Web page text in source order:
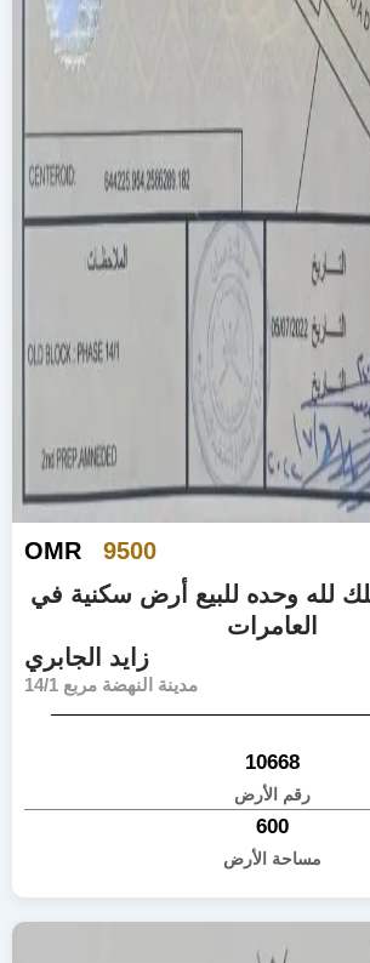
OMR
9500
لله وحده للبيع أرض سكنية في
العامرات
زايد الجابري
مدينة النهضة مربع 14/1
10668
رقم الأرض
600
مساحة الأرض